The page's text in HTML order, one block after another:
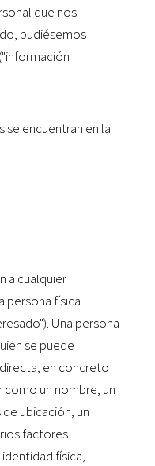
que nos
pudiésemos
se encuentran en la
a cualquier
persona física
Una persona
se puede
en concreto
un nombre, un
ubicación, un
factores
física,